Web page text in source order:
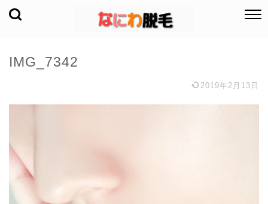
IMG_7342
2019年2月13日